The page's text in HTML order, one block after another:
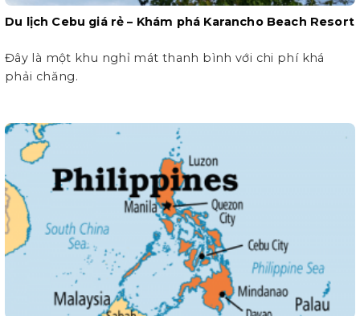
Du lịch Cebu giá rẻ – Khám phá Karancho Beach Resort
Đây là một khu nghỉ mát thanh bình với chi phí khá
phải chăng.